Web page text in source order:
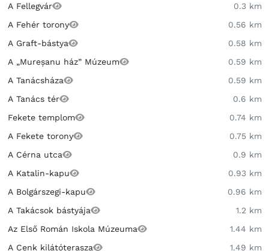
A Fellegvár
0.3 km
A Fehér torony
0.56 km
A Graft-bástya
0.58 km
A „Mureșanu ház” Múzeum
0.59 km
A Tanácsháza
0.59 km
A Tanács tér
0.6 km
Fekete templom
0.74 km
A Fekete torony
0.75 km
A Cérna utca
0.9 km
A Katalin-kapu
0.93 km
A Bolgárszegi-kapu
0.96 km
A Takácsok bástyája
1.2 km
Az Első Román Iskola Múzeuma
1.44 km
A Cenk kilátóterasza
1.49 km